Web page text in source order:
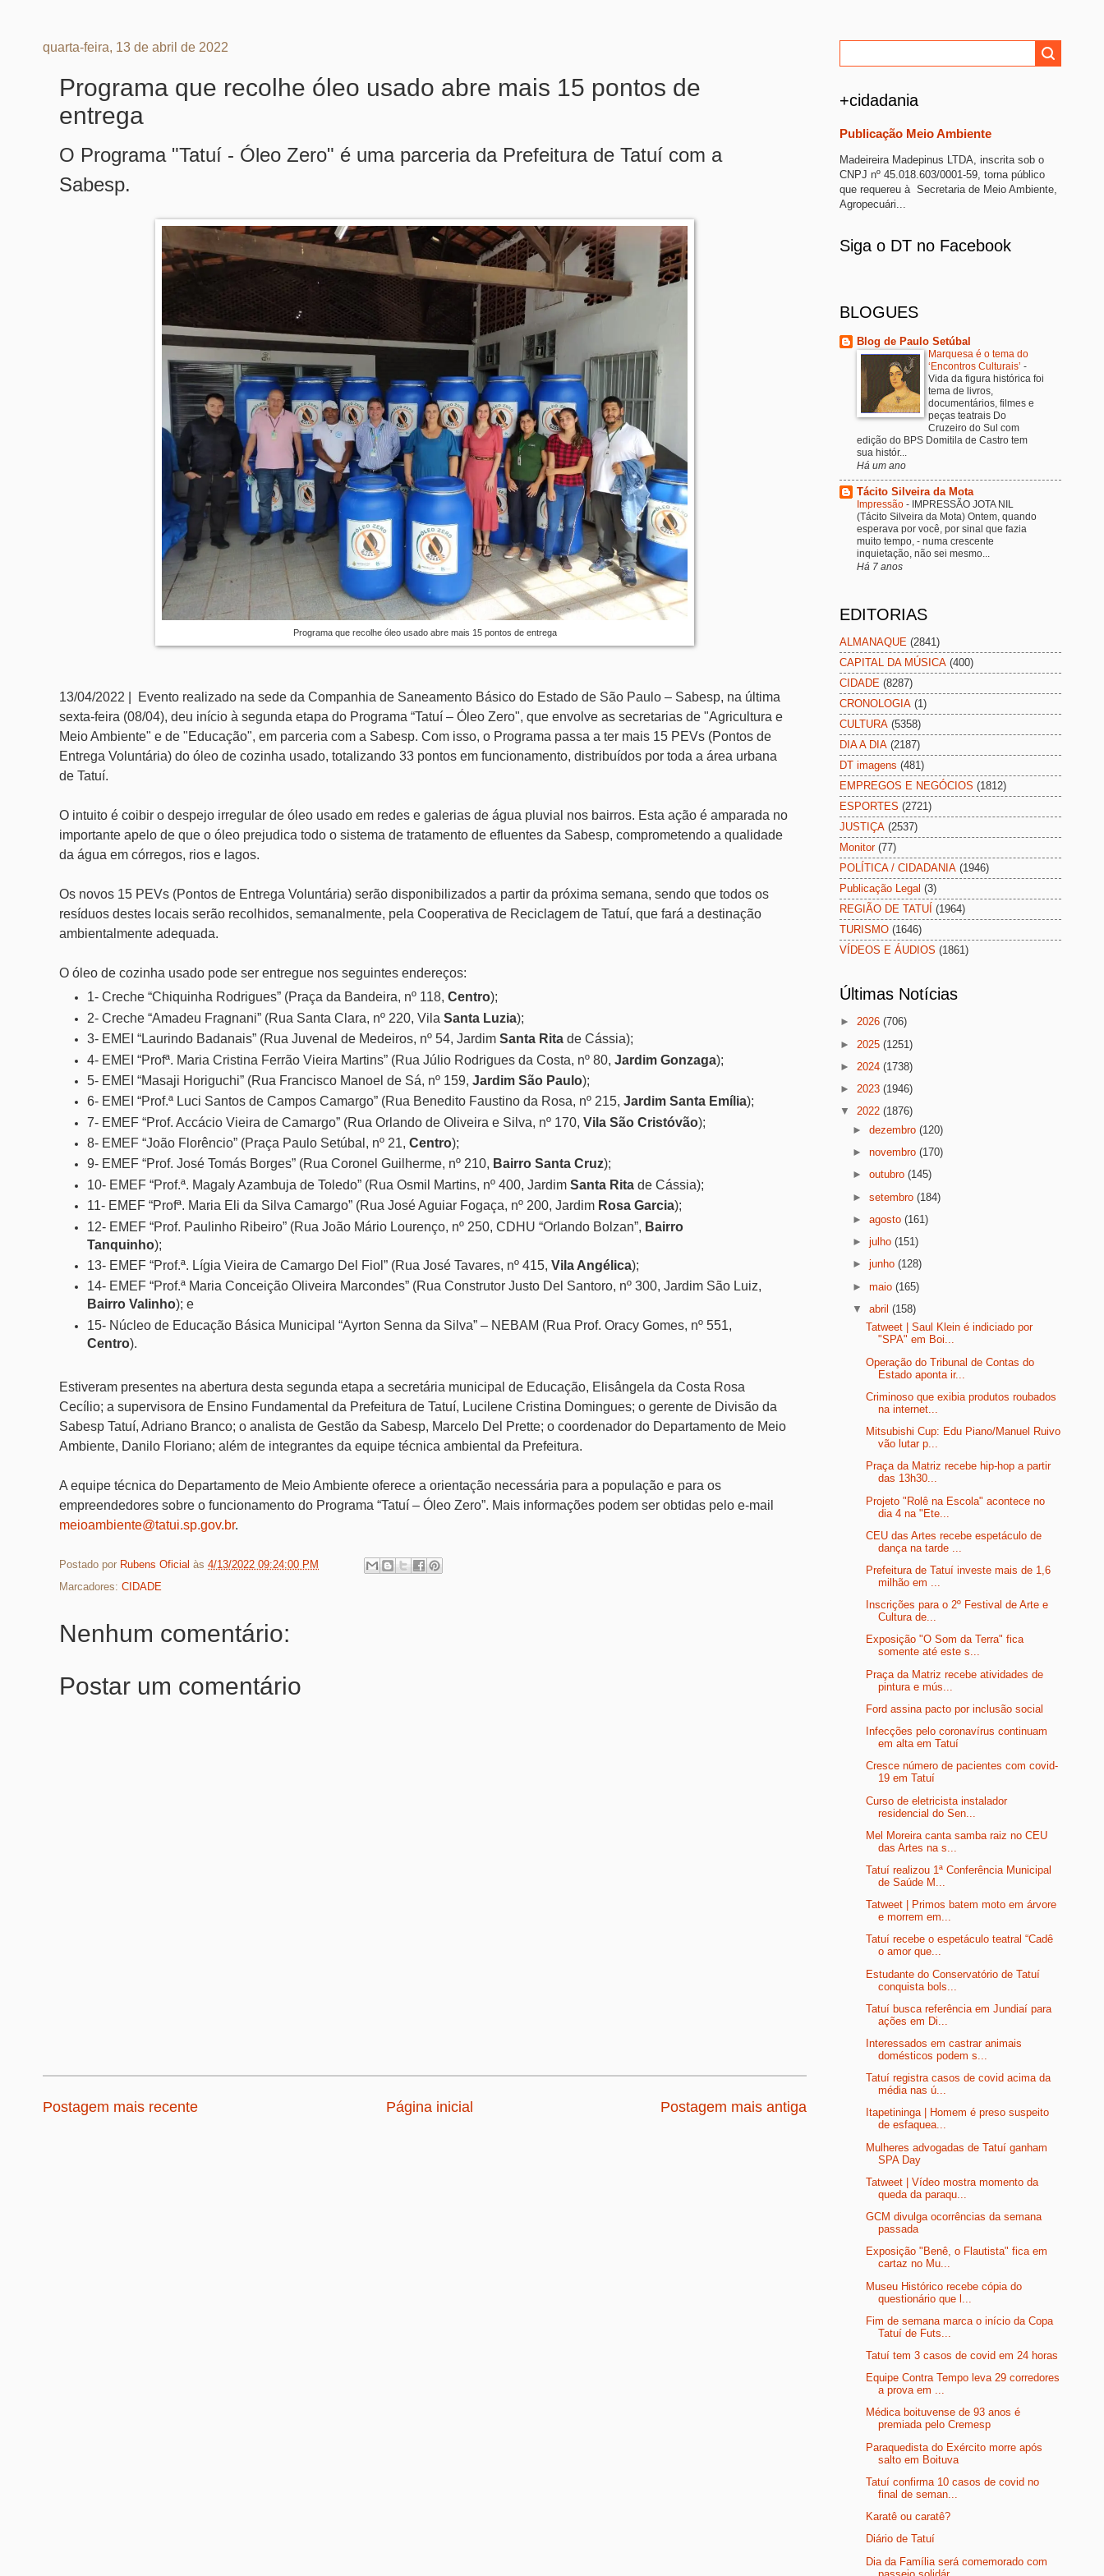
quarta-feira, 13 de abril de 2022
Programa que recolhe óleo usado abre mais 15 pontos de
entrega
O Programa "Tatuí - Óleo Zero" é uma parceria da Prefeitura de Tatuí com a
Sabesp.
Programa que recolhe óleo usado abre mais 15 pontos de entrega
13/04/2022 | Evento realizado na sede da Companhia de Saneamento Básico do Estado de São Paulo – Sabesp, na última
sexta-feira (08/04), deu início à segunda etapa do Programa “Tatuí – Óleo Zero", que envolve as secretarias de "Agricultura e
Meio Ambiente" e de "Educação", em parceria com a Sabesp. Com isso, o Programa passa a ter mais 15 PEVs (Pontos de
Entrega Voluntária) do óleo de cozinha usado, totalizando 33 pontos em funcionamento, distribuídos por toda a área urbana
de Tatuí.
O intuito é coibir o despejo irregular de óleo usado em redes e galerias de água pluvial nos bairros. Esta ação é amparada no
importante apelo de que o óleo prejudica todo o sistema de tratamento de efluentes da Sabesp, comprometendo a qualidade
da água em córregos, rios e lagos.
Os novos 15 PEVs (Pontos de Entrega Voluntária) serão disponibilizados a partir da próxima semana, sendo que todos os
resíduos destes locais serão recolhidos, semanalmente, pela Cooperativa de Reciclagem de Tatuí, que fará a destinação
ambientalmente adequada.
O óleo de cozinha usado pode ser entregue nos seguintes endereços:
1- Creche “Chiquinha Rodrigues” (Praça da Bandeira, nº 118, Centro);
2- Creche “Amadeu Fragnani” (Rua Santa Clara, nº 220, Vila Santa Luzia);
3- EMEI “Laurindo Badanais” (Rua Juvenal de Medeiros, nº 54, Jardim Santa Ritade Cássia);
4- EMEI “Profª. Maria Cristina Ferrão Vieira Martins” (Rua Júlio Rodrigues da Costa, nº 80, Jardim Gonzaga);
5- EMEI “Masaji Horiguchi” (Rua Francisco Manoel de Sá, nº 159, Jardim São Paulo);
6- EMEI “Prof.ª Luci Santos de Campos Camargo” (Rua Benedito Faustino da Rosa, nº 215, Jardim Santa Emília);
7- EMEF “Prof. Accácio Vieira de Camargo” (Rua Orlando de Oliveira e Silva, nº 170, Vila São Cristóvão);
8- EMEF “João Florêncio” (Praça Paulo Setúbal, nº 21, Centro);
9- EMEF “Prof. José Tomás Borges” (Rua Coronel Guilherme, nº 210, Bairro Santa Cruz);
10- EMEF “Prof.ª. Magaly Azambuja de Toledo” (Rua Osmil Martins, nº 400, Jardim Santa Ritade Cássia);
11- EMEF “Profª. Maria Eli da Silva Camargo” (Rua José Aguiar Fogaça, nº 200, Jardim Rosa Garcia);
12- EMEF “Prof. Paulinho Ribeiro” (Rua João Mário Lourenço, nº 250, CDHU “Orlando Bolzan”, Bairro
Tanquinho);
13- EMEF “Prof.ª. Lígia Vieira de Camargo Del Fiol” (Rua José Tavares, nº 415, Vila Angélica);
14- EMEF “Prof.ª Maria Conceição Oliveira Marcondes” (Rua Construtor Justo Del Santoro, nº 300, Jardim São Luiz,
Bairro Valinho); e
15- Núcleo de Educação Básica Municipal “Ayrton Senna da Silva” – NEBAM (Rua Prof. Oracy Gomes, nº 551,
Centro).
Estiveram presentes na abertura desta segunda etapa a secretária municipal de Educação, Elisângela da Costa Rosa
Cecílio; a supervisora de Ensino Fundamental da Prefeitura de Tatuí, Lucilene Cristina Domingues; o gerente de Divisão da
Sabesp Tatuí, Adriano Branco; o analista de Gestão da Sabesp, Marcelo Del Prette; o coordenador do Departamento de Meio
Ambiente, Danilo Floriano; além de integrantes da equipe técnica ambiental da Prefeitura.
A equipe técnica do Departamento de Meio Ambiente oferece a orientação necessária para a população e para os
empreendedores sobre o funcionamento do Programa “Tatuí – Óleo Zero”. Mais informações podem ser obtidas pelo e-mail
meioambiente@tatui.sp.gov.br.
Postado por Rubens Oficial às 4/13/2022 09:24:00 PM
Marcadores: CIDADE
Nenhum comentário:
Postar um comentário
Postagem mais recente Postagem mais antiga
Página inicial
+cidadania
Publicação Meio Ambiente
Madeireira Madepinus LTDA, inscrita sob o
CNPJ nº 45.018.603/0001-59, torna público
que requereu à Secretaria de Meio Ambiente,
Agropecuári...
Siga o DT no Facebook
BLOGUES
Blog de Paulo Setúbal
Marquesa é o tema do
‘Encontros Culturais’ -
Vida da figura histórica foi
tema de livros,
documentários, filmes e
peças teatrais Do
Cruzeiro do Sul com
edição do BPS Domitila de Castro tem
sua histór...
Há um ano
Tácito Silveira da Mota
Impressão - IMPRESSÃO JOTA NIL
(Tácito Silveira da Mota) Ontem, quando
esperava por você, por sinal que fazia
muito tempo, - numa crescente
inquietação, não sei mesmo...
Há 7 anos
EDITORIAS
ALMANAQUE (2841)
CAPITAL DA MÚSICA (400)
CIDADE (8287)
CRONOLOGIA (1)
CULTURA (5358)
DIA A DIA (2187)
DT imagens (481)
EMPREGOS E NEGÓCIOS (1812)
ESPORTES (2721)
JUSTIÇA (2537)
Monitor (77)
POLÍTICA / CIDADANIA (1946)
Publicação Legal (3)
REGIÃO DE TATUÍ (1964)
TURISMO (1646)
VÍDEOS E ÁUDIOS (1861)
Últimas Notícias
► 2026 (706)
► 2025 (1251)
► 2024 (1738)
► 2023 (1946)
▼ 2022 (1876)
►dezembro(120)
►novembro(170)
►outubro(145)
►setembro(184)
►agosto(161)
►julho(151)
►junho(128)
►maio(165)
▼abril(158)
Tatweet | Saul Klein é indiciado por
"SPA" em Boi...
Operação do Tribunal de Contas do
Estado aponta ir...
Criminoso que exibia produtos roubados
na internet...
Mitsubishi Cup: Edu Piano/Manuel Ruivo
vão lutar p...
Praça da Matriz recebe hip-hop a partir
das 13h30...
Projeto "Rolê na Escola" acontece no
dia 4 na "Ete...
CEU das Artes recebe espetáculo de
dança na tarde ...
Prefeitura de Tatuí investe mais de 1,6
milhão em ...
Inscrições para o 2º Festival de Arte e
Cultura de...
Exposição "O Som da Terra" fica
somente até este s...
Praça da Matriz recebe atividades de
pintura e mús...
Ford assina pacto por inclusão social
Infecções pelo coronavírus continuam
em alta em Tatuí
Cresce número de pacientes com covid-
19 em Tatuí
Curso de eletricista instalador
residencial do Sen...
Mel Moreira canta samba raiz no CEU
das Artes na s...
Tatuí realizou 1ª Conferência Municipal
de Saúde M...
Tatweet | Primos batem moto em árvore
e morrem em...
Tatuí recebe o espetáculo teatral “Cadê
o amor que...
Estudante do Conservatório de Tatuí
conquista bols...
Tatuí busca referência em Jundiaí para
ações em Di...
Interessados em castrar animais
domésticos podem s...
Tatuí registra casos de covid acima da
média nas ú...
Itapetininga | Homem é preso suspeito
de esfaquea...
Mulheres advogadas de Tatuí ganham
SPA Day
Tatweet | Vídeo mostra momento da
queda da paraqu...
GCM divulga ocorrências da semana
passada
Exposição "Benê, o Flautista" fica em
cartaz no Mu...
Museu Histórico recebe cópia do
questionário que l...
Fim de semana marca o início da Copa
Tatuí de Futs...
Tatuí tem 3 casos de covid em 24 horas
Equipe Contra Tempo leva 29 corredores
a prova em ...
Médica boituvense de 93 anos é
premiada pelo Cremesp
Paraquedista do Exército morre após
salto em Boituva
Tatuí confirma 10 casos de covid no
final de seman...
Karatê ou caratê?
Diário de Tatuí
Dia da Família será comemorado com